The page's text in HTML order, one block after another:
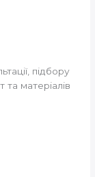
підбору
та матеріалів